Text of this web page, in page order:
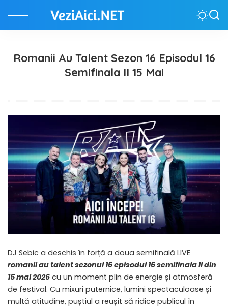
Romanii Au Talent Sezon 16 Episodul 16
Semifinala II 15 Mai
DJ Sebic a deschis în forță a doua semifinală LIVE
romanii au talent sezonul 16 episodul 16 semifinala II din
15 mai 2026 cu un moment plin de energie și atmosferă
de festival. Cu mixuri puternice, lumini spectaculoase și
multă atitudine, puștiul a reușit să ridice publicul în